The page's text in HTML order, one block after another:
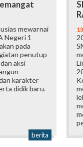
mewarnai
Negeri 1
pada
penutup
aksi
karakter
didik baru.
berita